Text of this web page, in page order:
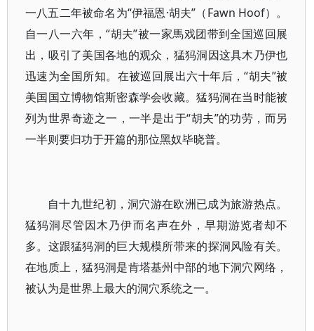
一八五二年被命名为“伊福恩·胡夫”（Fawn Hoof）。
自一八一六年，“胡夫”被一家馬戏团带到全国巡回展
出，吸引了美国各地的观众，猛犸洞因这具木乃伊也
迅速为全国所知。在被巡回展出六十年后，“胡夫”被
美国国立博物馆斯密森学会收藏。猛犸洞在当时能被
列为世界奇迹之一，一半是出于“胡夫”的功劳，而另
一半则要归功于开篇的那位黑奴毕晓普。
自十九世纪初，洞穴游在欧洲已成为旅游热点。
猛犸洞尽管因木乃伊而名声在外，早期游览者却不
多。这跟猛犸洞的巨大规模所带来的探洞风险有关。
在地质上，猛犸洞是肯塔基州中部的地下洞穴网络，
被认为是世界上最大的洞穴系统之一。